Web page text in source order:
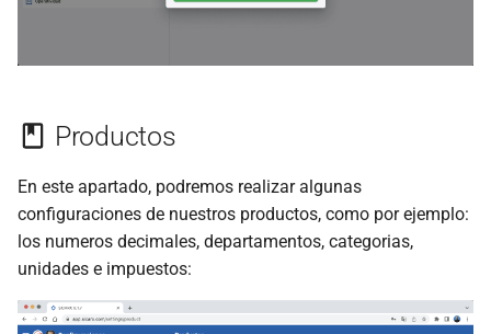
Productos
En este apartado, podremos realizar algunas
configuraciones de nuestros productos, como por ejemplo:
los numeros decimales, departamentos, categorias,
unidades e impuestos: